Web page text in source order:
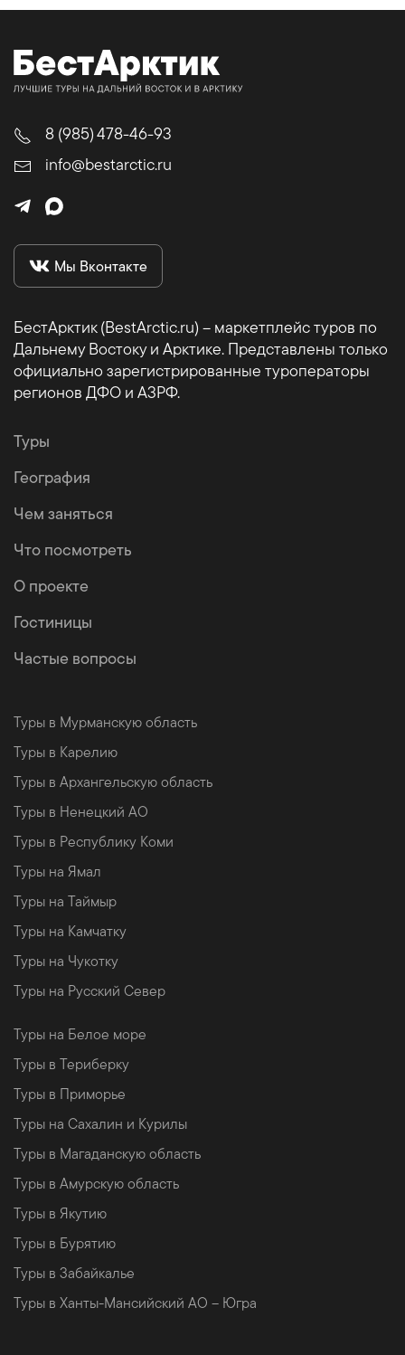
8 (985) 478-46-93
info@bestarctic.ru
Мы Вконтакте
БестАрктик (BestArctic.ru) – маркетплейс туров по
Дальнему Востоку и Арктике. Представлены только
официально зарегистрированные туроператоры
регионов ДФО и АЗРФ.
Туры
География
Чем заняться
Что посмотреть
О проекте
Гостиницы
Частые вопросы
Туры в Мурманскую область
Туры в Карелию
Туры в Архангельскую область
Туры в Ненецкий АО
Туры в Республику Коми
Туры на Ямал
Туры на Таймыр
Туры на Камчатку
Туры на Чукотку
Туры на Русский Север
Туры на Белое море
Туры в Териберку
Туры в Приморье
Туры на Сахалин и Курилы
Туры в Магаданскую область
Туры в Амурскую область
Туры в Якутию
Туры в Бурятию
Туры в Забайкалье
Туры в Ханты-Мансийский АО – Югра